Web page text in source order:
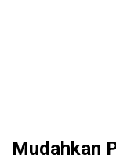
Mudahkan